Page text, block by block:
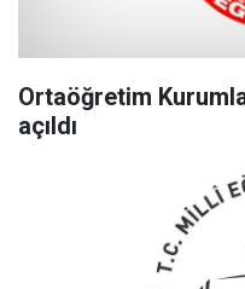
Ortaöğretim
açıldı